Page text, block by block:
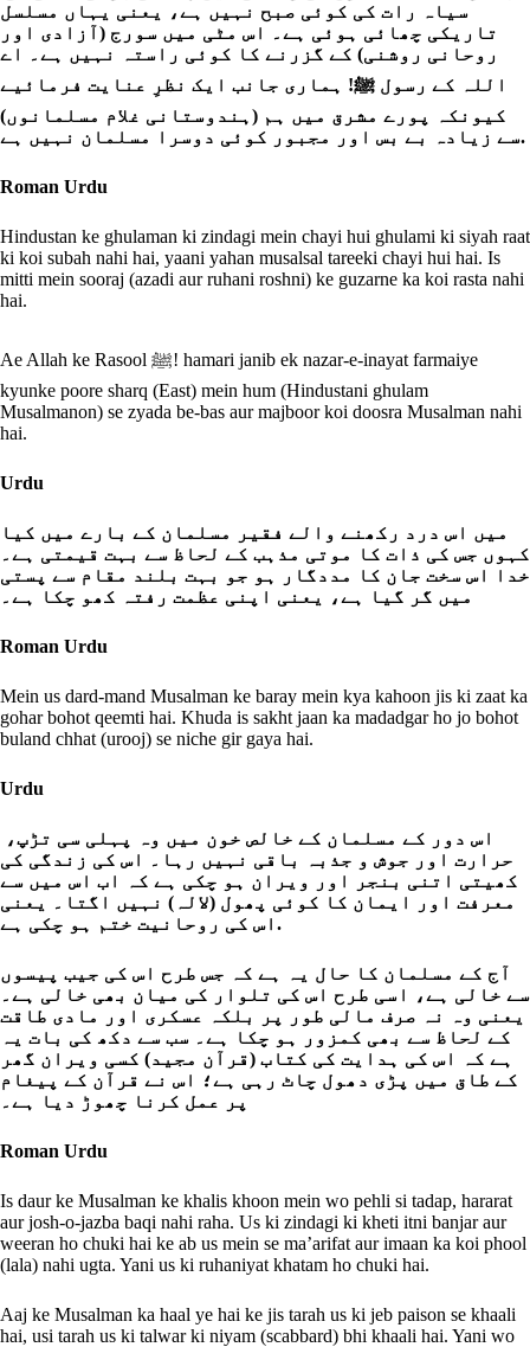
سیاہ رات کی کوئی صبح نہیں ہے، یعنی یہاں مسلسل
تاریکی چھائی ہوئی ہے۔ اس مٹی میں سورج (آزادی اور
روحانی روشنی) کے گزرنے کا کوئی راستہ نہیں ہے۔ اے
اللہ کے رسول ﷺ! ہماری جانب ایک نظرِ عنایت فرمائیے
کیونکہ پورے مشرق میں ہم (ہندوستانی غلام مسلمانوں)
سے زیادہ بے بس اور مجبور کوئی دوسرا مسلمان نہیں ہے.
Roman Urdu
Hindustan ke ghulaman ki zindagi mein chayi hui ghulami ki siyah raat
ki koi subah nahi hai, yaani yahan musalsal tareeki chayi hui hai. Is
mitti mein sooraj (azadi aur ruhani roshni) ke guzarne ka koi rasta nahi
hai.
Ae Allah ke Rasool ﷺ! hamari janib ek nazar-e-inayat farmaiye
kyunke poore sharq (East) mein hum (Hindustani ghulam
Musalmanon) se zyada be-bas aur majboor koi doosra Musalman nahi
hai.
Urdu
میں اس درد رکھنے والے فقیر مسلمان کے بارے میں کیا
کہوں جس کی ذات کا موتی مذہب کے لحاظ سے بہت قیمتی ہے۔
خدا اس سخت جان کا مددگار ہو جو بہت بلند مقام سے پستی
میں گر گیا ہے، یعنی اپنی عظمت رفتہ کھو چکا ہے۔
Roman Urdu
Mein us dard-mand Musalman ke baray mein kya kahoon jis ki zaat ka
gohar bohot qeemti hai. Khuda is sakht jaan ka madadgar ho jo bohot
buland chhat (urooj) se niche gir gaya hai.
Urdu
حرارت اور جوش و جذبہ باقی نہیں رہا۔ اس کی زندگی کی
کھیتی اتنی بنجر اور ویران ہو چکی ہے کہ اب اس میں سے
معرفت اور ایمان کا کوئی پھول (لالہ) نہیں اگتا۔ یعنی
اس کی روحانیت ختم ہو چکی ہے.
آج کے مسلمان کا حال یہ ہے کہ جس طرح اس کی جیب پیسوں
سے خالی ہے، اسی طرح اس کی تلوار کی میان بھی خالی ہے۔
یعنی وہ نہ صرف مالی طور پر بلکہ عسکری اور مادی طاقت
کے لحاظ سے بھی کمزور ہو چکا ہے۔ سب سے دکھ کی بات یہ
ہے کہ اس کی ہدایت کی کتاب (قرآن مجید) کسی ویران گھر
کے طاق میں پڑی دھول چاٹ رہی ہے؛ اس نے قرآن کے پیغام
پر عمل کرنا چھوڑ دیا ہے۔
Roman Urdu
Is daur ke Musalman ke khalis khoon mein wo pehli si tadap, hararat
aur josh-o-jazba baqi nahi raha. Us ki zindagi ki kheti itni banjar aur
weeran ho chuki hai ke ab us mein se ma’arifat aur imaan ka koi phool
(lala) nahi ugta. Yani us ki ruhaniyat khatam ho chuki hai.
Aaj ke Musalman ka haal ye hai ke jis tarah us ki jeb paison se khaali
hai, usi tarah us ki talwar ki niyam (scabbard) bhi khaali hai. Yani wo